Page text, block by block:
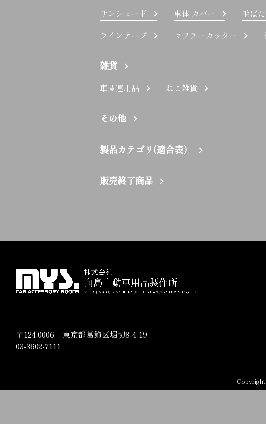
サンシェード 車体 カバー 毛ば
ラインテープ
マフラーカッター
雑貨
車関連用品 ねこ雑貨
その他
製品カテゴリ(適合表）
販売終了商品
〒124-0006 東京都葛飾区堀切8-4-19
03-3602-7111
Copyright